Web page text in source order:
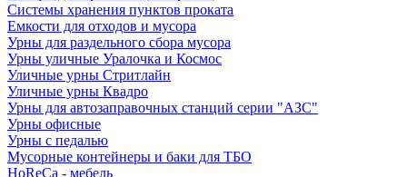
Системы хранения пунктов проката
Емкости для отходов и мусора
Урны для раздельного сбора мусора
Урны уличные Уралочка и Космос
Уличные урны Стритлайн
Уличные урны Квадро
Урны для автозаправочных станций серии "АЗС"
Урны офисные
Урны с педалью
Мусорные контейнеры и баки для ТБО
HoReCa - мебель